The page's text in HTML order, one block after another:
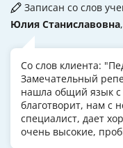
Юлия Станиславовна
Записан со слов
Со слов клиента:
Замечательный
нашла общий язык с
благотворит, нам с
специалист, дает
очень высокие,